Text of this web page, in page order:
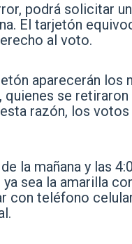
podrá solicitar
El tarjetón
al voto.
aparecerán los
se
razón, los
la mañana y las
sea la amarilla
con teléfono